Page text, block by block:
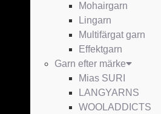
Mohairgarn
Lingarn
Multifärgat garn
Effektgarn
Garn efter märke
Mias SURI
LANGYARNS
WOOLADDICTS